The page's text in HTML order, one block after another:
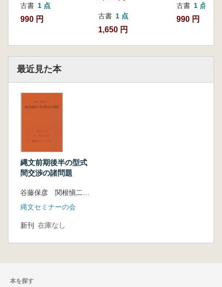
古書 1 点
990 円 古書 1 点
1,650 円
古書 1 点
990 円
最近見た本
縄文前期後半の型式
間交渉の諸問題
縄文セミナーの会
新刊 在庫なし
本を探す